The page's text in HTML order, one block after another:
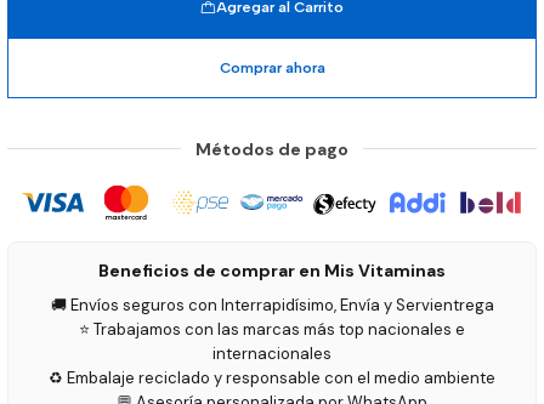
Agregar al Carrito
Comprar ahora
Métodos de pago
Beneficios de comprar en Mis Vitaminas
🚚 Envíos seguros con Interrapidísimo, Envía y Servientrega
⭐ Trabajamos con las marcas más top nacionales e
internacionales
♻️ Embalaje reciclado y responsable con el medio ambiente